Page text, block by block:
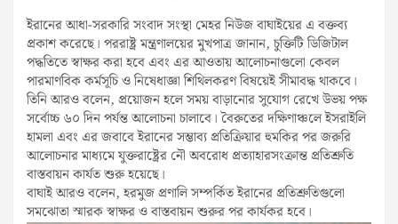
ইরানের আধা-সরকারি সংবাদ সংস্থা মেহর নিউজ বাঘাইয়ের এ বক্তব্য
প্রকাশ করেছে। পররাষ্ট্র মন্ত্রণালয়ের মুখপাত্র জানান, চুক্তিটি ডিজিটাল
পদ্ধতিতে স্বাক্ষর করা হবে এবং এর আওতায় আলোচনাগুলো কেবল
পারমাণবিক কর্মসূচি ও নিষেধাজ্ঞা শিথিলকরণ বিষয়েই সীমাবদ্ধ থাকবে।
তিনি আরও বলেন, প্রয়োজন হলে সময় বাড়ানোর সুযোগ রেখে উভয় পক্ষ
সর্বোচ্চ ৬০ দিন পর্যন্ত আলোচনা চালাবে। বৈরুতের দক্ষিণাঞ্চলে ইসরাইলি
হামলা এবং এর জবাবে ইরানের সম্ভাব্য প্রতিক্রিয়ার হুমকির পর জরুরি
আলোচনার মাধ্যমে যুক্তরাষ্ট্রের নৌ অবরোধ প্রত্যাহারসংক্রান্ত প্রতিশ্রুতি
বাস্তবায়ন কার্যত শুরু হয়েছে।
বাঘাই আরও বলেন, হরমুজ প্রণালি সম্পর্কিত ইরানের প্রতিশ্রুতিগুলো
সমঝোতা স্মারক স্বাক্ষর ও বাস্তবায়ন শুরুর পর কার্যকর হবে।